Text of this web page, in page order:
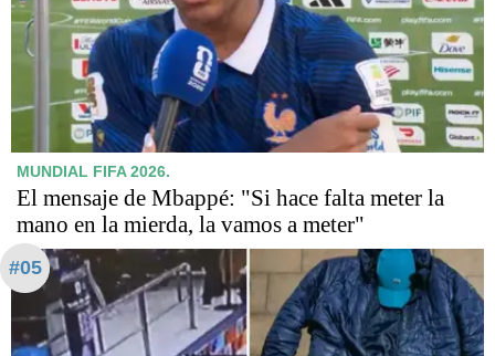
MUNDIAL FIFA 2026.
El mensaje de Mbappé: "Si hace falta meter la
mano en la mierda, la vamos a meter"
#05